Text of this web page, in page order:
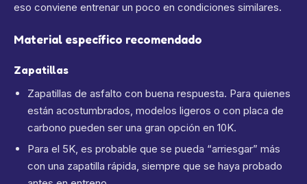
eso conviene entrenar un poco en condiciones similares.
Material específico recomendado
Zapatillas
Zapatillas de asfalto con buena respuesta. Para quienes
están acostumbrados, modelos ligeros o con placa de
carbono pueden ser una gran opción en 10K.
Para el 5K, es probable que se pueda “arriesgar” más
con una zapatilla rápida, siempre que se haya probado